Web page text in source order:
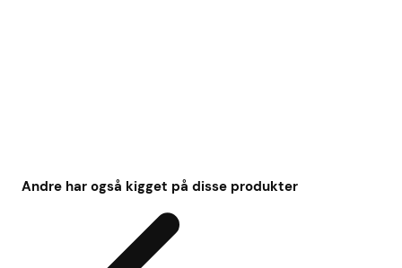
Andre har også kigget på disse produkter